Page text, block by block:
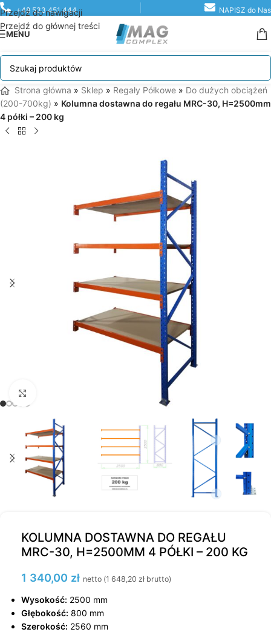
Przejdź do nawigacji
Przejdź do głównej treści
+48 533 451 444 NAPISZ do Nas
MENU
Strona główna » Sklep » Regały Półkowe » Do dużych obciążeń
(200-700kg) » Kolumna dostawna do regału MRC-30, H=2500mm
4 półki – 200 kg
KOLUMNA DOSTAWNA DO REGAŁU
MRC-30, H=2500MM 4 PÓŁKI – 200 KG
1 340,00 zł netto (1 648,20 zł brutto)
Wysokość: 2500 mm
Głębokość: 800 mm
Szerokość: 2560 mm